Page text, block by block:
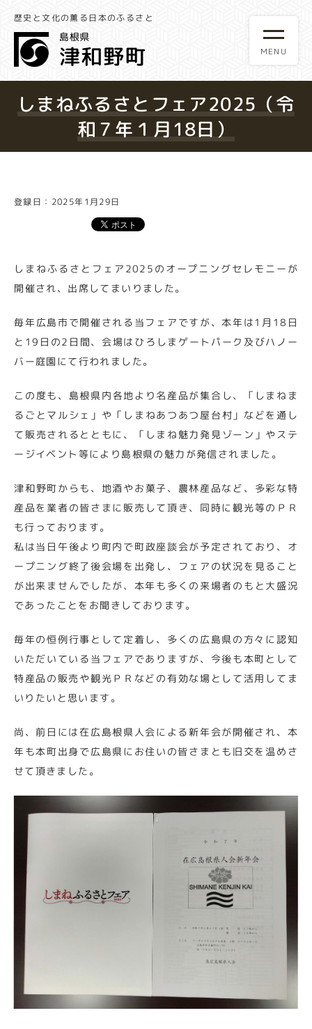
歴史と文化の薫る日本のふるさと
しまねふるさとフェア2025（令
和７年１月18日）
登録日：2025年1月29日
しまねふるさとフェア2025のオープニングセレモニーが
開催され、出席してまいりました。
毎年広島市で開催される当フェアですが、本年は1月18日
と19日の2日間、会場はひろしまゲートパーク及びハノー
バー庭園にて行われました。
この度も、島根県内各地より名産品が集合し、「しまねま
るごとマルシェ」や「しまねあつあつ屋台村」などを通し
て販売されるとともに、「しまね魅力発見ゾーン」やステ
ージイベント等により島根県の魅力が発信されました。
津和野町からも、地酒やお菓子、農林産品など、多彩な特
産品を業者の皆さまに販売して頂き、同時に観光等のＰＲ
も行っております。
私は当日午後より町内で町政座談会が予定されており、オ
ープニング終了後会場を出発し、フェアの状況を見ること
が出来ませんでしたが、本年も多くの来場者のもと大盛況
であったことをお聞きしております。
毎年の恒例行事として定着し、多くの広島県の方々に認知
いただいている当フェアでありますが、今後も本町として
特産品の販売や観光ＰＲなどの有効な場として活用してま
いりたいと思います。
尚、前日には在広島根県人会による新年会が開催され、本
年も本町出身で広島県にお住いの皆さまとも旧交を温めさ
せて頂きました。